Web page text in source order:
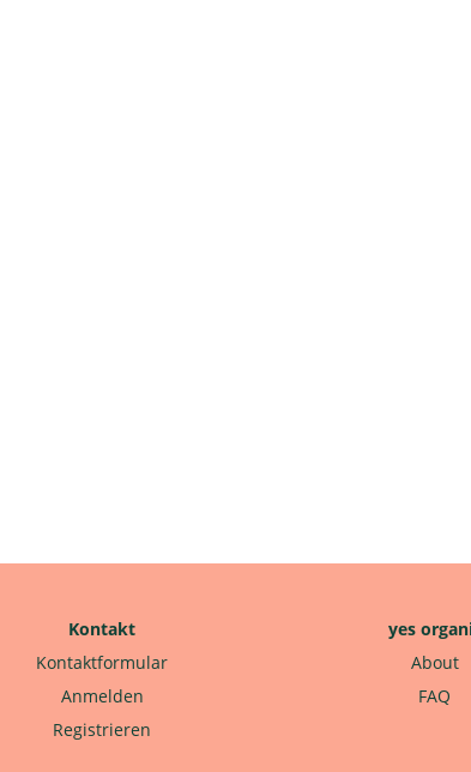
Kontakt
Kontaktformular
Anmelden
Registrieren
yes
About
FAQ